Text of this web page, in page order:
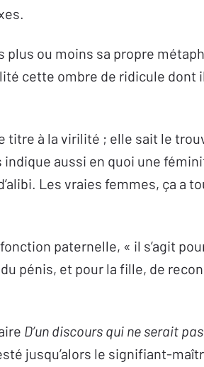
ou moins sa propre
cette ombre de ridicule dont
titre à la virilité ; elle sait le
indique aussi en quoi une
Les vraies femmes, ça a
paternelle, « il s’agit
pénis, et pour la fille, de
D’un discours qui ne serait
jusqu’alors le signifiant-